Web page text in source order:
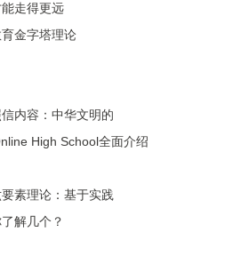
走得更远
金字塔理论
内容：中华文明的
High School全面介绍
素理论：基于实践
解几个？